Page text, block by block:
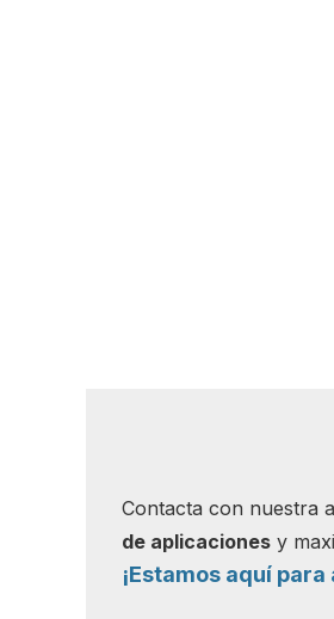
Contacta con nuestra
de aplicaciones y
¡Estamos aquí